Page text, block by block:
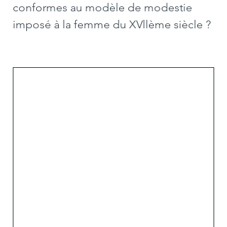
conformes au modèle de modestie
imposé à la femme du XVllème siècle ?